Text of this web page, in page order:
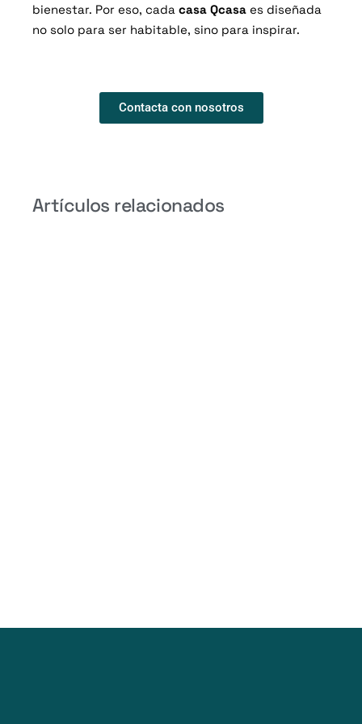
bienestar. Por eso, cada casa Qcasa es diseñada
no solo para ser habitable, sino para inspirar.
Contacta con nosotros
Artículos relacionados